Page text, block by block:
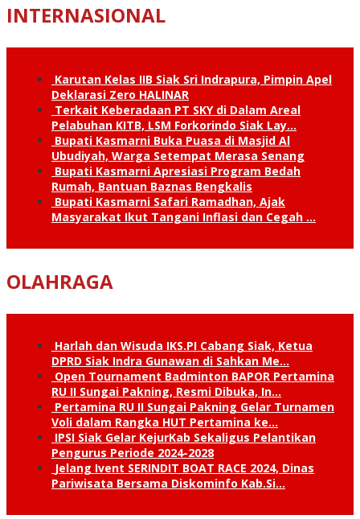
INTERNASIONAL
Karutan Kelas IIB Siak Sri Indrapura, Pimpin Apel
Deklarasi Zero HALINAR
Terkait Keberadaan PT SKY di Dalam Areal
Pelabuhan KITB, LSM Forkorindo Siak Lay…
Bupati Kasmarni Buka Puasa di Masjid Al
Ubudiyah, Warga Setempat Merasa Senang
Bupati Kasmarni Apresiasi Program Bedah
Rumah, Bantuan Baznas Bengkalis
Bupati Kasmarni Safari Ramadhan, Ajak
Masyarakat Ikut Tangani Inflasi dan Cegah …
OLAHRAGA
Harlah dan Wisuda IKS.PI Cabang Siak, Ketua
DPRD Siak Indra Gunawan di Sahkan Me…
Open Tournament Badminton BAPOR Pertamina
RU II Sungai Pakning, Resmi Dibuka, In…
Pertamina RU II Sungai Pakning Gelar Turnamen
Voli dalam Rangka HUT Pertamina ke…
IPSI Siak Gelar KejurKab Sekaligus Pelantikan
Pengurus Periode 2024-2028
Jelang Ivent SERINDIT BOAT RACE 2024, Dinas
Pariwisata Bersama Diskominfo Kab.Si…